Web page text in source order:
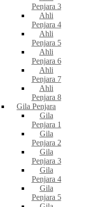
Penjara 3
Ahli
Penjara 4
Ahli
Penjara 5
Ahli
Penjara 6
Ahli
Penjara 7
Ahli
Penjara 8
Gila Penjara
Gila
Penjara 1
Gila
Penjara 2
Gila
Penjara 3
Gila
Penjara 4
Gila
Penjara 5